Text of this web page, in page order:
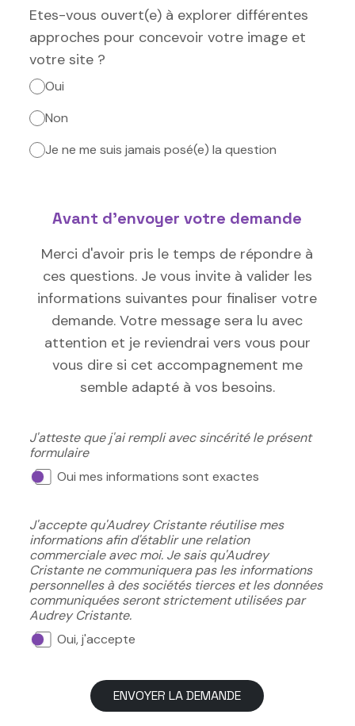
Etes-vous ouvert(e) à explorer différentes
approches pour concevoir votre image et
votre site ?
Oui
Non
Je ne me suis jamais posé(e) la question
Avant d'envoyer votre demande
Merci d'avoir pris le temps de répondre à
ces questions. Je vous invite à valider les
informations suivantes pour finaliser votre
demande. Votre message sera lu avec
attention et je reviendrai vers vous pour
vous dire si cet accompagnement me
semble adapté à vos besoins.
J'atteste que j'ai rempli avec sincérité le présent
formulaire
Oui mes informations sont exactes
J'accepte qu'Audrey Cristante réutilise mes
informations afin d'établir une relation
commerciale avec moi. Je sais qu'Audrey
Cristante ne communiquera pas les informations
personnelles à des sociétés tierces et les données
communiquées seront strictement utilisées par
Audrey Cristante.
Oui, j'accepte
ENVOYER LA DEMANDE